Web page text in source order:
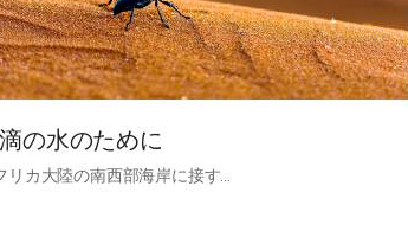
の水のために
リカ大陸の南西部海岸に接す…